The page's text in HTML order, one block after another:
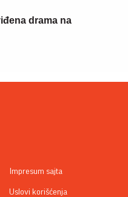
drama na
Impresum sajta
Uslovi korišćenja